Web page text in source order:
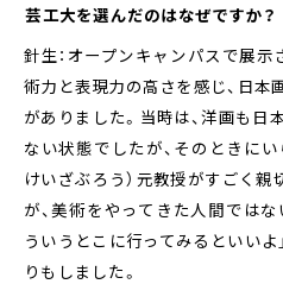
――芸工大を選んだのはなぜですか？
針生：オープンキャンパスで展
術力と表現力の高さを感じ、日本
がありました。当時は、洋画も日
ない状態でしたが、そのときにい
けいざぶろう）元教授がすごく
が、美術をやってきた人間ではな
ういうとこに行ってみるといい
りもしました。